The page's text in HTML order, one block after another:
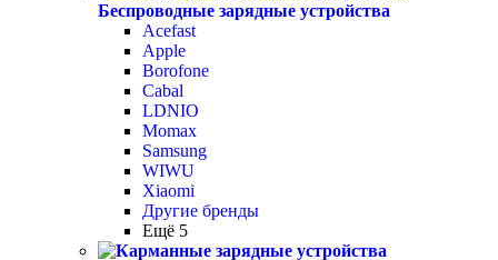
Беспроводные зарядные устройства
Acefast
Apple
Borofone
Cabal
LDNIO
Momax
Samsung
WIWU
Xiaomi
Другие бренды
Ещё 5